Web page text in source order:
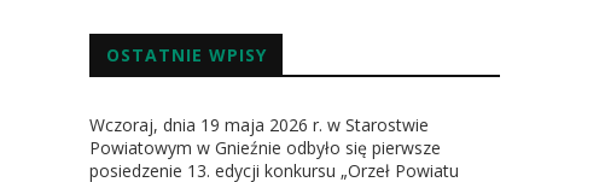
OSTATNIE WPISY
Wczoraj, dnia 19 maja 2026 r. w Starostwie
Powiatowym w Gnieźnie odbyło się pierwsze
posiedzenie 13. edycji konkursu „Orzeł Powiatu